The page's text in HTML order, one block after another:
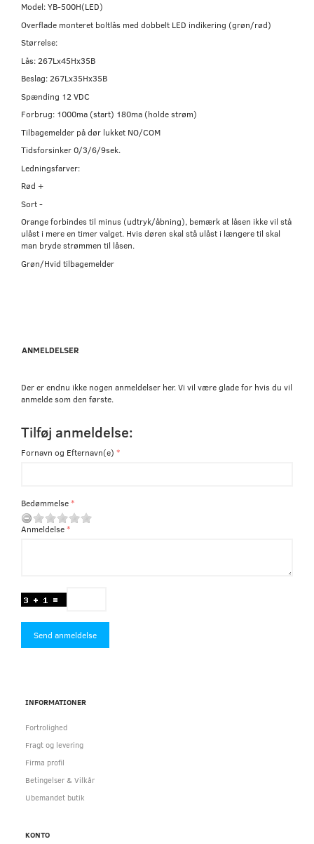
Model: YB-500H(LED)
Overflade monteret boltlås med dobbelt LED indikering (grøn/rød)
Størrelse:
Lås: 267Lx45Hx35B
Beslag: 267Lx35Hx35B
Spænding 12 VDC
Forbrug: 1000ma (start) 180ma (holde strøm)
Tilbagemelder på dør lukket NO/COM
Tidsforsinker 0/3/6/9sek.
Ledningsfarver:
Rød +
Sort -
Orange forbindes til minus (udtryk/åbning), bemærk at låsen ikke vil stå
ulåst i mere en timer valget. Hvis døren skal stå ulåst i længere til skal
man bryde strømmen til låsen.
Grøn/Hvid tilbagemelder
ANMELDELSER
Der er endnu ikke nogen anmeldelser her. Vi vil være glade for hvis du vil
anmelde som den første.
Tilføj anmeldelse:
Fornavn og Efternavn(e)
Bedømmelse
Anmeldelse
Send anmeldelse
INFORMATIONER
Fortrolighed
Fragt og levering
Firma profil
Betingelser & Vilkår
Ubemandet butik
KONTO